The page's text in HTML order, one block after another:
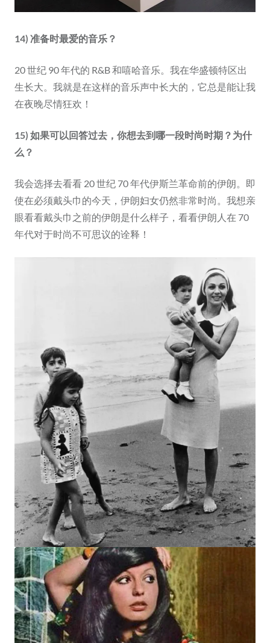
14) 准备时最爱的音乐？
20 世纪 90 年代的 R&B 和嘻哈音乐。我在华盛顿特区出
生长大。我就是在这样的音乐声中长大的，它总是能让我
在夜晚尽情狂欢！
15) 如果可以回答过去，你想去到哪一段时尚时期？为什
么？
我会选择去看看 20 世纪 70 年代伊斯兰革命前的伊朗。即
使在必须戴头巾的今天，伊朗妇女仍然非常时尚。我想亲
眼看看戴头巾之前的伊朗是什么样子，看看伊朗人在 70
年代对于时尚不可思议的诠释！